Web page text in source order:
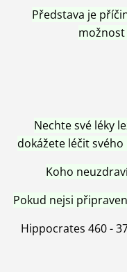
Představa je
možnost
Nechte své léky
dokážete léčit
Koho
Pokud nejsi
Hippocrates 460 -